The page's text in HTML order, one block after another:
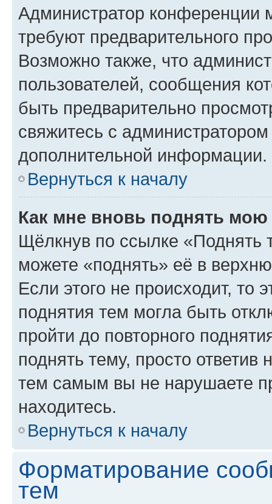
Администратор конференции
требуют предварительного
Возможно также, что
пользователей, сообщения
быть предварительно
свяжитесь с
дополнительной информации.
Вернуться к началу
Как мне вновь поднять мою
Щёлкнув по ссылке «Поднять
можете «поднять» её в
Если этого не происходит, то
поднятия тем могла быть
пройти до повторного
поднять тему, просто ответив
тем самым вы не нарушаете
находитесь.
Вернуться к началу
Форматирование
тем